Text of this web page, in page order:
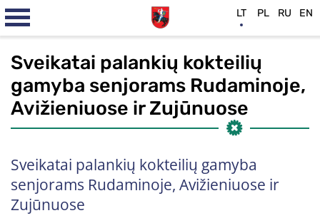
Sveikatai palankių kokteilių
gamyba senjorams Rudaminoje,
Avižieniuose ir Zujūnuose
Sveikatai palankių kokteilių gamyba
senjorams Rudaminoje, Avižieniuose ir
Zujūnuose
LT PL RU EN